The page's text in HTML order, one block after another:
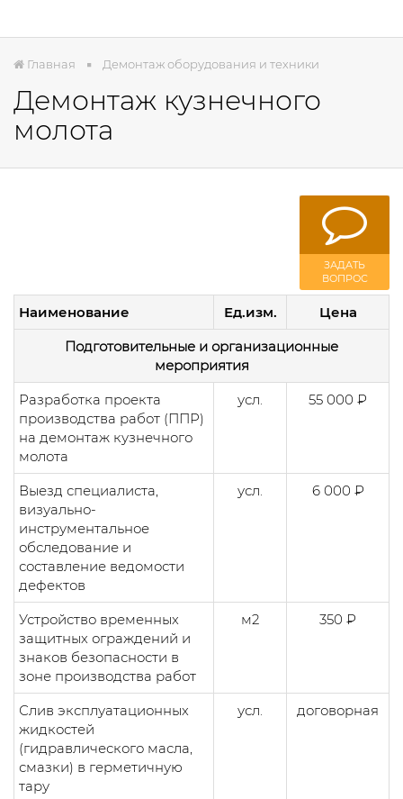
Главная Демонтаж оборудования и техники
Демонтаж кузнечного
молота
ЗАДАТЬ
ВОПРОС
Наименование Ед.изм.
Цена
Подготовительные и организационные
мероприятия
Разработка проекта
производства работ (ППР)
на демонтаж кузнечного
молота
усл. 55 000 ₽
Выезд специалиста,
визуально-
инструментальное
обследование и
составление ведомости
дефектов
усл. 6 000 ₽
Устройство временных
защитных ограждений и
знаков безопасности в
зоне производства работ
м2 350 ₽
Слив эксплуатационных
жидкостей
(гидравлического масла,
смазки) в герметичную
тару
усл. договорная